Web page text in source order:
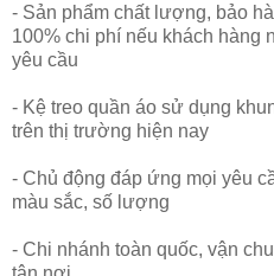
- Sản phẩm chất lượng, bảo
100% chi phí nếu khách hàng
yêu cầu
- Kệ treo quần áo sử dụng
trên thị trường hiện nay
- Chủ động đáp ứng mọi yêu
màu sắc, số lượng
- Chi nhánh toàn quốc, vận